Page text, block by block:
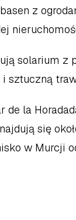
z
solarium z
sztuczną
de la
się
w Murcji